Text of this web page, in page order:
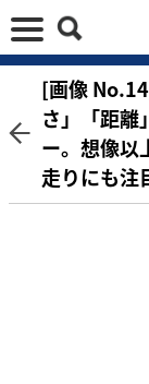
[画像
さ」「距離
ー。想像以
走りにも注